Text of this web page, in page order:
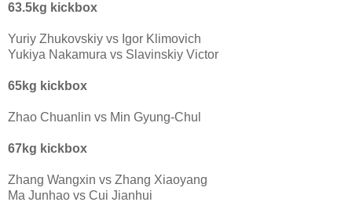
63.5kg kickbox
Yuriy Zhukovskiy vs Igor Klimovich
Yukiya Nakamura vs Slavinskiy Victor
65kg kickbox
Zhao Chuanlin vs Min Gyung-Chul
67kg kickbox
Zhang Wangxin vs Zhang Xiaoyang
Ma Junhao vs Cui Jianhui